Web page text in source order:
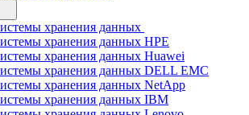
хранения данных
хранения данных HPE
хранения данных Huawei
хранения данных DELL EMC
хранения данных NetApp
хранения данных IBM